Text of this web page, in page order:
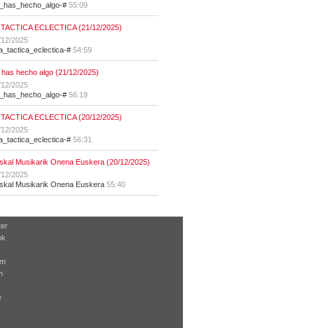
# 55:09
TACTICA ECLECTICA (21/12/2025)
2025
# 54:59
hecho algo (21/12/2025)
2025
# 56:19
TACTICA ECLECTICA (20/12/2025)
2025
# 56:31
Musikarik Onena Euskera (20/12/2025)
2025
Musikarik Onena Euskera 55:40